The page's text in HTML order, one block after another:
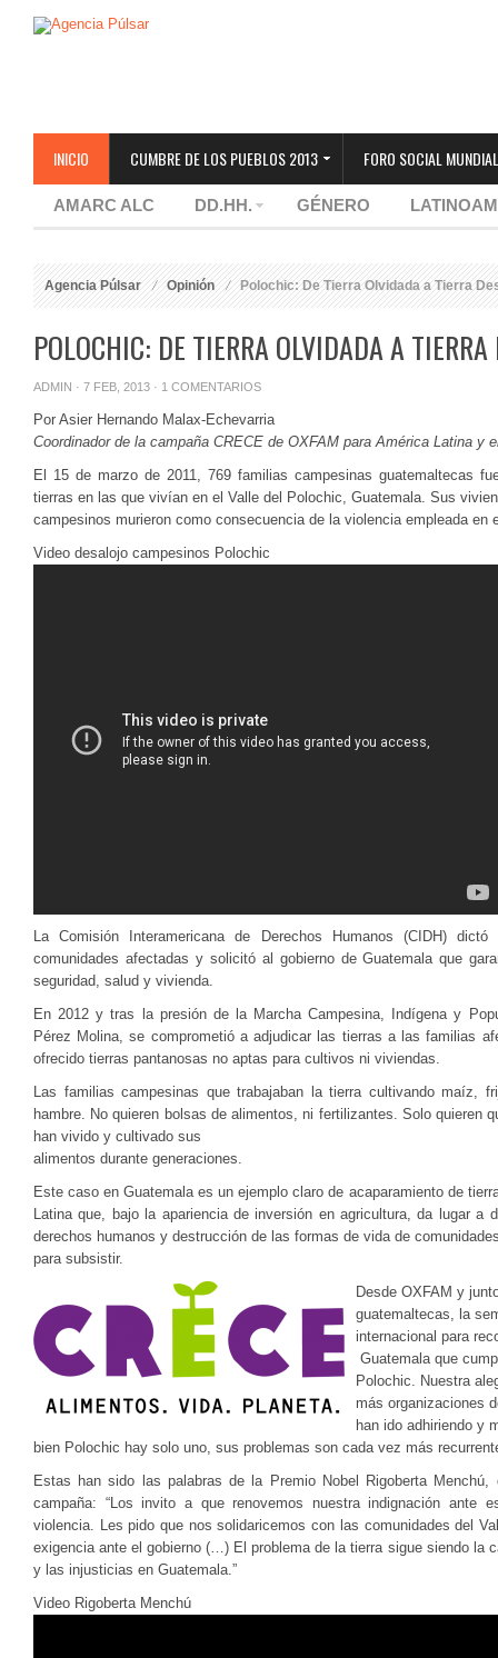
INICIO CUMBRE DE LOS PUEBLOS 2013 FORO SOCIAL
AMARC ALC DD.HH. GÉNERO
Agencia Púlsar Opinión Polochic: De Tierra Olvidada a Tierra
POLOCHIC: DE TIERRA OLVIDADA A TIERRA
ADMIN · 7 FEB, 2013 · 1 COMENTARIOS
Por Asier Hernando Malax-Echevarria
Coordinador de la campaña CRECE de OXFAM para América Latina y
El 15 de marzo de 2011, 769 familias campesinas guatemaltecas
tierras en las que vivían en el Valle del Polochic, Guatemala. Sus
campesinos murieron como consecuencia de la violencia empleada en
Video desalojo campesinos Polochic
La Comisión Interamericana de Derechos Humanos (CIDH)
comunidades afectadas y solicitó al gobierno de Guatemala que
seguridad, salud y vivienda.
En 2012 y tras la presión de la Marcha Campesina, Indígena y
Pérez Molina, se comprometió a adjudicar las tierras a las familias
ofrecido tierras pantanosas no aptas para cultivos ni viviendas.
Las familias campesinas que trabajaban la tierra cultivando maíz,
hambre. No quieren bolsas de alimentos, ni fertilizantes. Solo quieren
han vivido y cultivado sus
alimentos durante generaciones.
Este caso en Guatemala es un ejemplo claro de acaparamiento de
Latina que, bajo la apariencia de inversión en agricultura, da lugar a
derechos humanos y destrucción de las formas de vida de
para subsistir.
Desde OXFAM y
guatemaltecas, la
internacional para
Guatemala que
Polochic. Nuestra
más organizaciones
han ido adhiriendo y
bien Polochic hay solo uno, sus problemas son cada vez más
Estas han sido las palabras de la Premio Nobel Rigoberta
campaña: “Los invito a que renovemos nuestra indignación ante
violencia. Les pido que nos solidaricemos con las comunidades del
exigencia ante el gobierno (…) El problema de la tierra sigue siendo la
y las injusticias en Guatemala.”
Video Rigoberta Menchú